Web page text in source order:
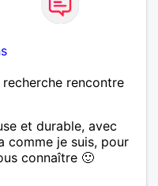
rencontre
et durable, avec
comme je suis, pour
connaître 🙂